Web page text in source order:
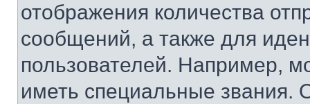
отображения количества
сообщений, а также для
пользователей. Например,
иметь специальные звания.